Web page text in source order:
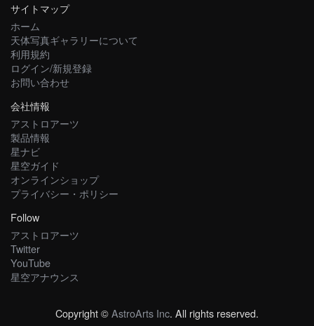
サイトマップ
ホーム
天体写真ギャラリーについて
利用規約
ログイン/新規登録
お問い合わせ
会社情報
アストロアーツ
製品情報
星ナビ
星空ガイド
オンラインショップ
プライバシー・ポリシー
Follow
アストロアーツ
Twitter
YouTube
星空アナウンス
Copyright ©AstroArts Inc. All rights reserved.